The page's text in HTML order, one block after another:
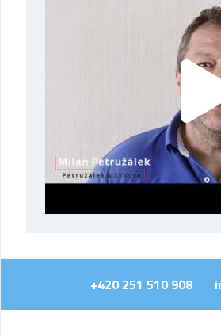
+420 251 510 908